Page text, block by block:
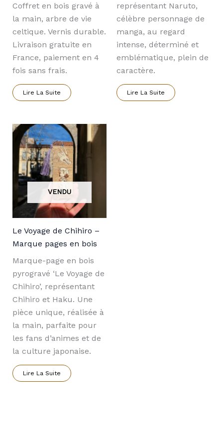
Coffret en bois gravé à
la main, arbre de vie
celtique. Vernis durable.
Livraison gratuite en
France, paiement en 4
fois sans frais.
Lire La Suite
représentant Naruto,
célèbre personnage de
manga, au regard
intense, déterminé et
emblématique, plein de
caractère.
Lire La Suite
Le Voyage de Chihiro –
Marque pages en bois
Marque-page en bois
pyrogravé ‘Le Voyage de
Chihiro’, représentant
Chihiro et Haku. Une
pièce unique, réalisée à
la main, parfaite pour
les fans d’animes et de
la culture japonaise.
Lire La Suite